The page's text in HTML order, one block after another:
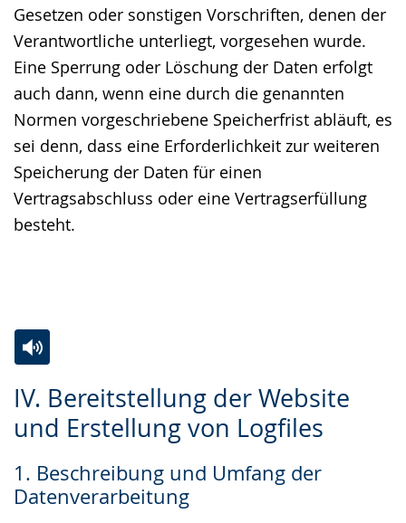
Gesetzen oder sonstigen Vorschriften, denen der
Verantwortliche unterliegt, vorgesehen wurde.
Eine Sperrung oder Löschung der Daten erfolgt
auch dann, wenn eine durch die genannten
Normen vorgeschriebene Speicherfrist abläuft, es
sei denn, dass eine Erforderlichkeit zur weiteren
Speicherung der Daten für einen
Vertragsabschluss oder eine Vertragserfüllung
besteht.
IV. Bereitstellung der Website
und Erstellung von Logfiles
1. Beschreibung und Umfang der
Datenverarbeitung
Leichten
Sprache
Audio-
Unterstützung.
Video
in
Gebärdensprache
wird